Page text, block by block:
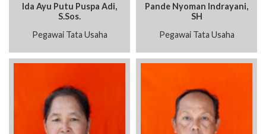
Ida Ayu Putu Puspa Adi,
S.Sos.
Pegawai Tata Usaha
Pande Nyoman Indrayani,
SH
Pegawai Tata Usaha